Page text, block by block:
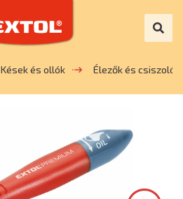
Kések és ollók Élezők és